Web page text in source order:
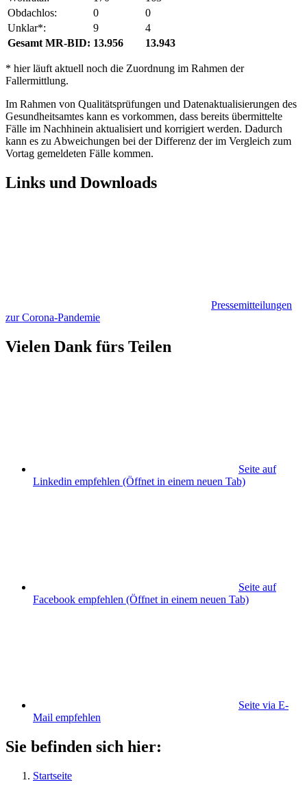
Obdachlos:
0
0
Unklar*:
9
4
Gesamt MR-BID: 13.956 13.943
* hier läuft aktuell noch die Zuordnung im Rahmen der
Fallermittlung.
Im Rahmen von Qualitätsprüfungen und Datenaktualisierungen des
Gesundheitsamtes kann es vorkommen, dass bereits übermittelte
Fälle im Nachhinein aktualisiert und korrigiert werden. Dadurch
kann es zu Abweichungen bei der Differenz der im Vergleich zum
Vortag gemeldeten Fälle kommen.
Links und Downloads
Pressemitteilungen
zur Corona-Pandemie
Vielen Dank fürs Teilen
Seite auf
Linkedin empfehlen (Öffnet in einem neuen Tab)
Seite auf
Facebook empfehlen (Öffnet in einem neuen Tab)
Seite via E-
Mail empfehlen
Sie befinden sich hier:
Startseite